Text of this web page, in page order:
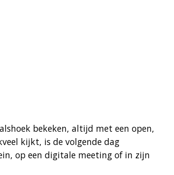
bekeken, altijd met een open,
kijkt, is de volgende dag
op een digitale meeting of in zijn